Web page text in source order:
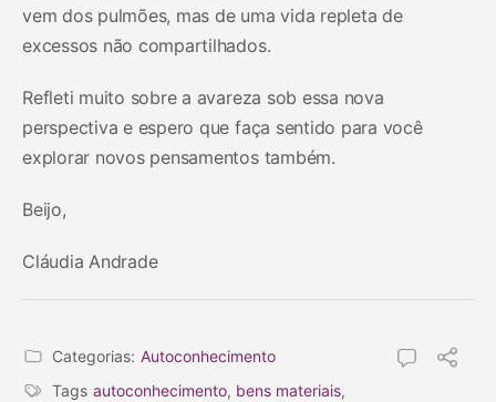
vem dos pulmões, mas de uma vida repleta de
excessos não compartilhados.
Refleti muito sobre a avareza sob essa nova
perspectiva e espero que faça sentido para você
explorar novos pensamentos também.
Beijo,
Cláudia Andrade
Categorias: Autoconhecimento
Tags autoconhecimento, bens materiais,